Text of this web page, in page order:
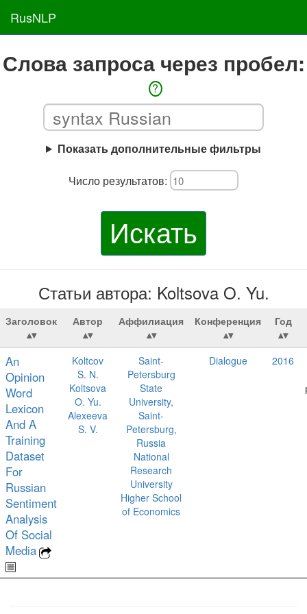
RusNLP
Слова запроса через пробел:
?
Показать дополнительные фильтры
Число результатов:
Искать
Статьи автора: Koltsova O. Yu.
Заголовок Автор Аффилиация Конференция Год
An
Opinion
Word
Lexicon
And A
Training
Dataset
For
Russian
Sentiment
Analysis
Of Social
Media
Koltcov
S. N.
Koltsova
O. Yu.
Alexeeva
S. V.
Saint-
Petersburg
State
University,
Saint-
Petersburg,
Russia
National
Research
University
Higher School
of Economics
Dialogue
2016